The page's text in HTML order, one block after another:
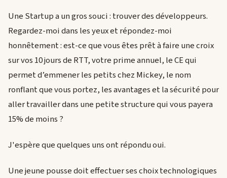
Une Startup a un gros souci : trouver des développeurs.
Regardez-moi dans les yeux et répondez-moi
honnêtement : est-ce que vous êtes prêt à faire une croix
sur vos 10 jours de RTT, votre prime annuel, le CE qui
permet d’emmener les petits chez Mickey, le nom
ronflant que vous portez, les avantages et la sécurité pour
aller travailler dans une petite structure qui vous payera
15% de moins ?
J'espère que quelques uns ont répondu oui.
Une jeune pousse doit effectuer ses choix technologiques